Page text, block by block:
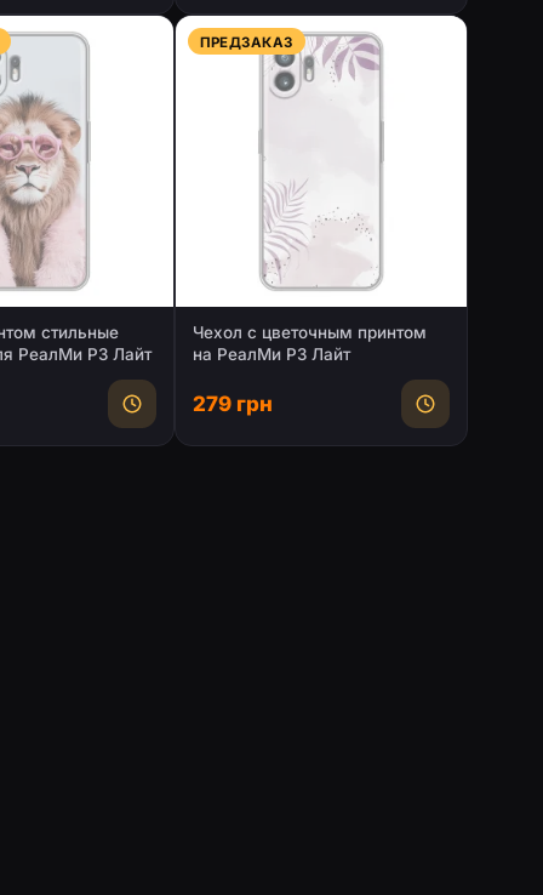
стильные
РеалМи P3 Лайт
ПРЕДЗАКАЗ
Чехол с цветочным принтом
на РеалМи P3 Лайт
279 грн